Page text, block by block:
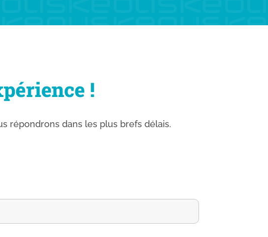
!
répondrons dans les plus brefs délais.